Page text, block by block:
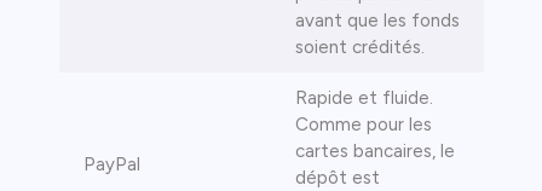
avant que les fonds
soient crédités.
PayPal
Rapide et fluide.
Comme pour les
cartes bancaires, le
dépôt est